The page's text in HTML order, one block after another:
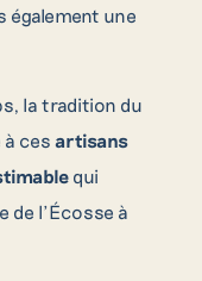
également une
la tradition du
ces artisans
qui
de l’Écosse à